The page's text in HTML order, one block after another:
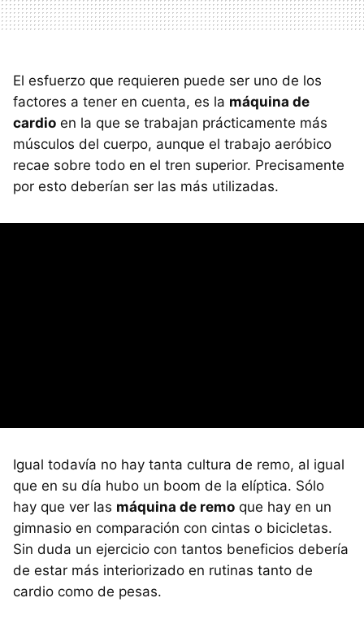
El esfuerzo que requieren puede ser uno de los
factores a tener en cuenta, es la máquina de
cardio en la que se trabajan prácticamente más
músculos del cuerpo, aunque el trabajo aeróbico
recae sobre todo en el tren superior. Precisamente
por esto deberían ser las más utilizadas.
Igual todavía no hay tanta cultura de remo, al igual
que en su día hubo un boom de la elíptica. Sólo
hay que ver las máquina de remo que hay en un
gimnasio en comparación con cintas o bicicletas.
Sin duda un ejercicio con tantos beneficios debería
de estar más interiorizado en rutinas tanto de
cardio como de pesas.